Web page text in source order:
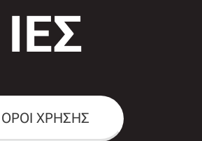
ΙΕΣ
ΟΡΟΙ ΧΡΗΣΗΣ